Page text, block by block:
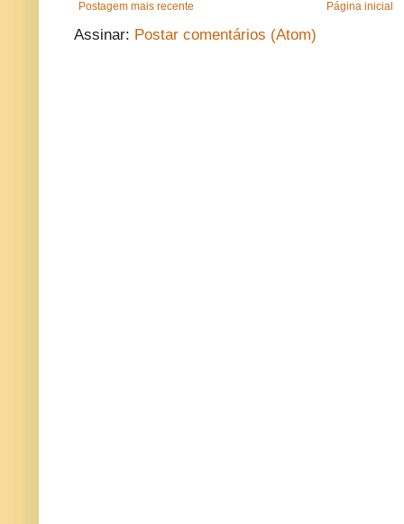
Postagem mais recente Página inicial
Assinar: Postar comentários (Atom)